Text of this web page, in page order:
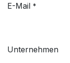
E-Mail *
Unternehmen